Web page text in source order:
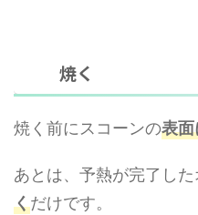
焼く
焼く前にスコーンの表
あとは、予熱が完了し
くだけです。